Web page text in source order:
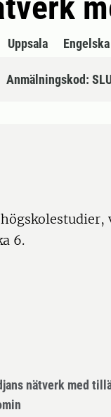
Uppsala Engelska
Anmälningskod:
6.
nätverk med